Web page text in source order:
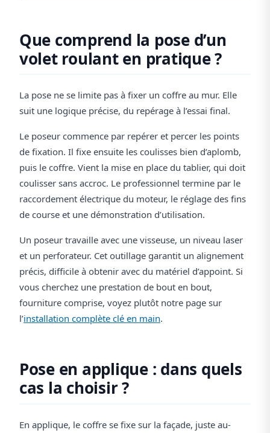
Que comprend la pose d’un
volet roulant en pratique ?
La pose ne se limite pas à fixer un coffre au mur. Elle
suit une logique précise, du repérage à l’essai final.
Le poseur commence par repérer et percer les points
de fixation. Il fixe ensuite les coulisses bien d’aplomb,
puis le coffre. Vient la mise en place du tablier, qui doit
coulisser sans accroc. Le professionnel termine par le
raccordement électrique du moteur, le réglage des fins
de course et une démonstration d’utilisation.
Un poseur travaille avec une visseuse, un niveau laser
et un perforateur. Cet outillage garantit un alignement
précis, difficile à obtenir avec du matériel d’appoint. Si
vous cherchez une prestation de bout en bout,
fourniture comprise, voyez plutôt notre page sur
l’installation complète clé en main.
Pose en applique : dans quels
cas la choisir ?
En applique, le coffre se fixe sur la façade, juste au-